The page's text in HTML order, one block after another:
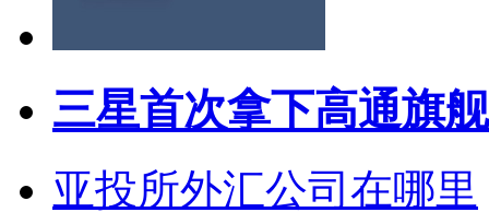
三星首次拿下高通旗
亚投所外汇公司在哪里